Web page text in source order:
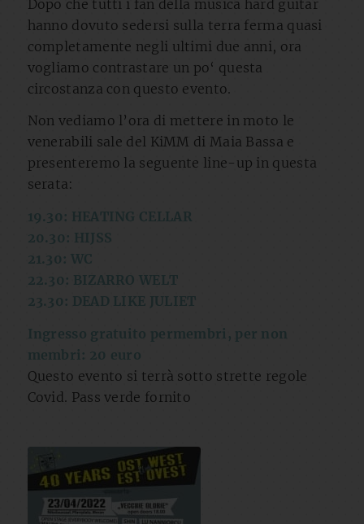
Dopo che tutti i fan della musica hard guitar
hanno dovuto sedersi sulla terra ferma quasi
completamente negli ultimi due anni, ora
vogliamo contrastare un po‘ questa
circostanza con questo evento.
Non vediamo l’ora di mettere in moto le
venerabili sale del KiMM di Maia Bassa e
presenteremo la seguente line-up in questa
serata:
19.30: HEATING CELLAR
20.30: HIJSS
21.30: WC
22.30: BIZARRO WELT
23.30: DEAD LIKE JULIET
Ingresso gratuito permembri, per non
membri: 20 euro
Questo evento si terrà sotto strette regole
Covid. Pass verde fornito